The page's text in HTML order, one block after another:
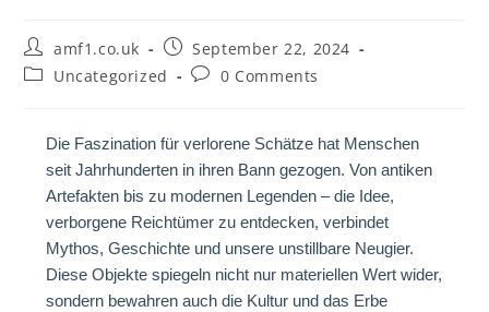
amf1.co.uk
September 22, 2024
Uncategorized
0 Comments
Die Faszination für verlorene Schätze hat Menschen
seit Jahrhunderten in ihren Bann gezogen. Von antiken
Artefakten bis zu modernen Legenden – die Idee,
verborgene Reichtümer zu entdecken, verbindet
Mythos, Geschichte und unsere unstillbare Neugier.
Diese Objekte spiegeln nicht nur materiellen Wert wider,
sondern bewahren auch die Kultur und das Erbe